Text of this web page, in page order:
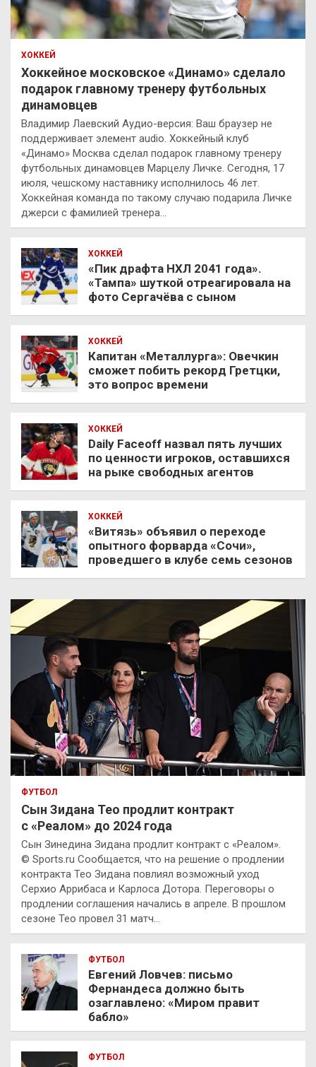
ХОККЕЙ
Хоккейное московское «Динамо» сделало
подарок главному тренеру футбольных
динамовцев
Владимир Лаевский Аудио-версия: Ваш браузер не
поддерживает элемент audio. Хоккейный клуб
«Динамо» Москва сделал подарок главному тренеру
футбольных динамовцев Марцелу Личке. Сегодня, 17
июля, чешскому наставнику исполнилось 46 лет.
Хоккейная команда по такому случаю подарила Личке
джерси с фамилией тренера…
ХОККЕЙ
«Пик драфта НХЛ 2041 года».
«Тампа» шуткой отреагировала на
фото Сергачёва с сыном
ХОККЕЙ
Капитан «Металлурга»: Овечкин
сможет побить рекорд Гретцки,
это вопрос времени
ХОККЕЙ
Daily Faceoff назвал пять лучших
по ценности игроков, оставшихся
на рыке свободных агентов
ХОККЕЙ
«Витязь» объявил о переходе
опытного форварда «Сочи»,
проведшего в клубе семь сезонов
ФУТБОЛ
Сын Зидана Тео продлит контракт
с «Реалом» до 2024 года
Сын Зинедина Зидана продлит контракт с «Реалом».
© Sports.ru Сообщается, что на решение о продлении
контракта Тео Зидана повлиял возможный уход
Серхио Аррибаса и Карлоса Дотора. Переговоры о
продлении соглашения начались в апреле. В прошлом
сезоне Тео провел 31 матч…
ФУТБОЛ
Евгений Ловчев: письмо
Фернандеса должно быть
озаглавлено: «Миром правит
бабло»
ФУТБОЛ